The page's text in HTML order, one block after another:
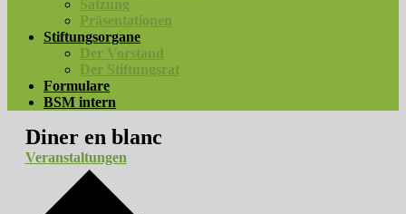
Satzung
Präsentationen
Stiftungsorgane
Der Vorstand
Der Stiftungsrat
Formulare
BSM intern
Diner en blanc
Veranstaltungen